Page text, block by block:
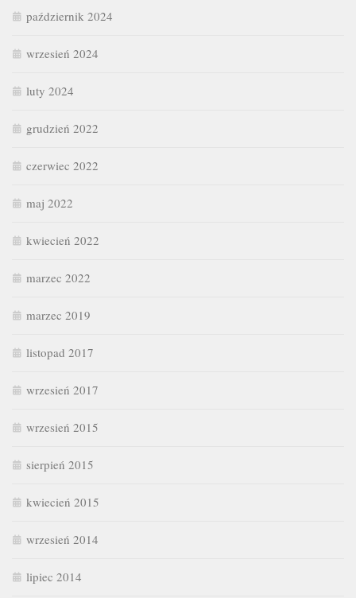
październik 2024
wrzesień 2024
luty 2024
grudzień 2022
czerwiec 2022
maj 2022
kwiecień 2022
marzec 2022
marzec 2019
listopad 2017
wrzesień 2017
wrzesień 2015
sierpień 2015
kwiecień 2015
wrzesień 2014
lipiec 2014